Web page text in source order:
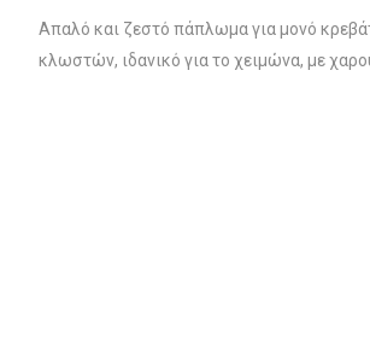
Απαλό και ζεστό πάπλωμα για μονό
κλωστών, ιδανικό για το χειμώνα, με